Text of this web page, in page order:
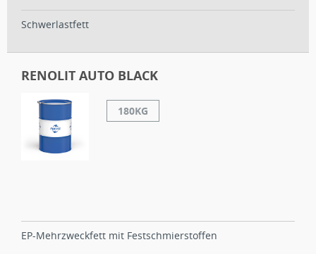
Schwerlastfett
RENOLIT AUTO BLACK
180KG
EP-Mehrzweckfett mit Festschmierstoffen